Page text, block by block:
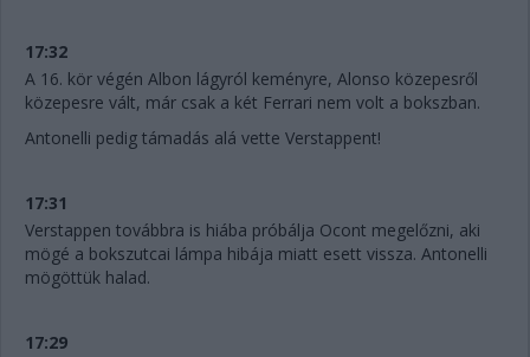
17:32
A 16. kör végén Albon lágyról keményre, Alonso közepesről
közepesre vált, már csak a két Ferrari nem volt a bokszban.
Antonelli pedig támadás alá vette Verstappent!
17:31
Verstappen továbbra is hiába próbálja Ocont megelőzni, aki
mögé a bokszutcai lámpa hibája miatt esett vissza. Antonelli
mögöttük halad.
17:29